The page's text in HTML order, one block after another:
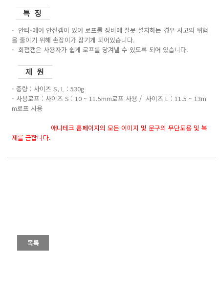
- 안티-에어 안전캠이 있어 로프를 장비에 잘못 설치하는 경우 사고의 위험
을 줄이기 위해 손잡이가 잠기게 되어있습니다.
- 회점캠은 사용자가 쉽게 로프를 당겨낼 수 있도록 되어 있습니다.
- 중량 : 사이즈 S, L : 530g
- 사용로프 : 사이즈 S : 10 ~ 11.5mm로프 사용 / 사이즈 L : 11.5 ~ 13m
m로프 사용
애니테크 홈페이지의 모든 이미지 및 문구의 무단도용 및 복
제를 금합니다.